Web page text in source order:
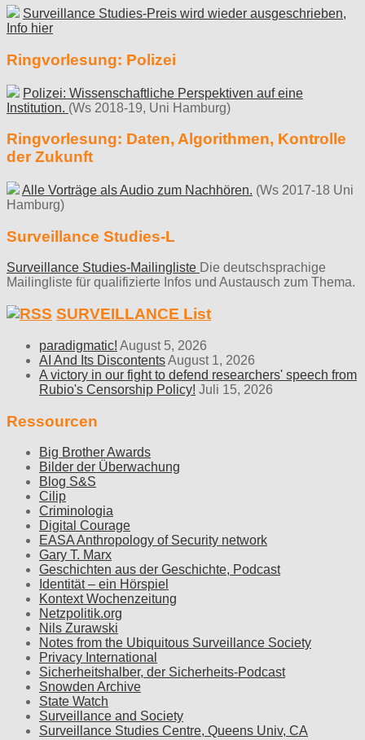
Surveillance Studies-Preis wird wieder ausgeschrieben,
Info hier
Ringvorlesung: Polizei
Polizei: Wissenschaftliche Perspektiven auf eine
Institution. (Ws 2018-19, Uni Hamburg)
Ringvorlesung: Daten, Algorithmen, Kontrolle
der Zukunft
Alle Vorträge als Audio zum Nachhören. (Ws 2017-18 Uni
Hamburg)
Surveillance Studies-L
Surveillance Studies-Mailingliste Die deutschsprachige
Mailingliste für qualifizierte Infos und Austausch zum Thema.
SURVEILLANCE List
paradigmatic! August 5, 2026
AI And Its DiscontentsAugust 1, 2026
A victory in our fight to defend researchers' speech from
Rubio's Censorship Policy! Juli 15, 2026
Ressourcen
Big Brother Awards
Bilder der Überwachung
Blog S&S
Cilip
Criminologia
Digital Courage
EASA Anthropology of Security network
Gary T. Marx
Geschichten aus der Geschichte, Podcast
Identität – ein Hörspiel
Kontext Wochenzeitung
Netzpolitik.org
Nils Zurawski
Notes from the Ubiquitous Surveillance Society
Privacy International
Sicherheitshalber, der Sicherheits-Podcast
Snowden Archive
State Watch
Surveillance and Society
Surveillance Studies Centre, Queens Univ, CA